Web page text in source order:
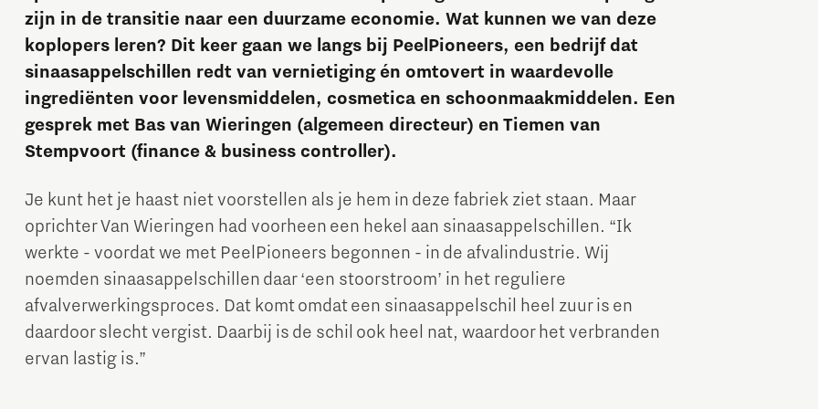
Brainport Industries Campus
High Tech Campus Eindhoven
Strijp District
TU/e Campus
Micro and nano electronics Food
Next Tech Food Factories
zijn in de transitie naar een duurzame economie. Wat kunnen we van deze
koplopers leren? Dit keer gaan we langs bij PeelPioneers, een bedrijf dat
sinaasappelschillen redt van vernietiging én omtovert in waardevolle
ingrediënten voor levensmiddelen, cosmetica en schoonmaakmiddelen. Een
gesprek met Bas van Wieringen (algemeen directeur) en Tiemen van
Stempvoort (finance & business controller).
Je kunt het je haast niet voorstellen als je hem in deze fabriek ziet staan. Maar
oprichter Van Wieringen had voorheen een hekel aan sinaasappelschillen. “Ik
werkte - voordat we met PeelPioneers begonnen - in de afvalindustrie. Wij
noemden sinaasappelschillen daar ‘een stoorstroom’ in het reguliere
afvalverwerkingsproces. Dat komt omdat een sinaasappelschil heel zuur is en
daardoor slecht vergist. Daarbij is de schil ook heel nat, waardoor het verbranden
ervan lastig is.”